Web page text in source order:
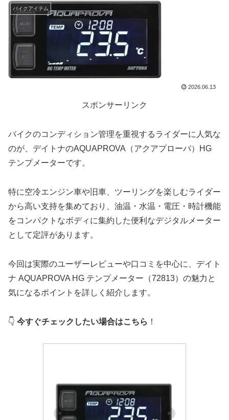
バイクアイテム
2026.06.13
スポンサーリンク
バイクのコンディション管理を重視するライダーに人気な
のが、デイトナのAQUAPROVA（アクアプローバ）HG
テンプメーターです。
特に空冷エンジン車や旧車、ツーリングを楽しむライダー
から高い支持を集めており、油温・水温・電圧・時計機能
をコンパクトなボディに集約した便利なデジタルメーター
として定評があります。
今回は実際のユーザーレビューや口コミを中心に、デイト
ナ AQUAPROVA HG テンプメーター（72813）の魅力と
気になるポイントを詳しく紹介します。
👇 今すぐチェックしたい場合はこちら ！